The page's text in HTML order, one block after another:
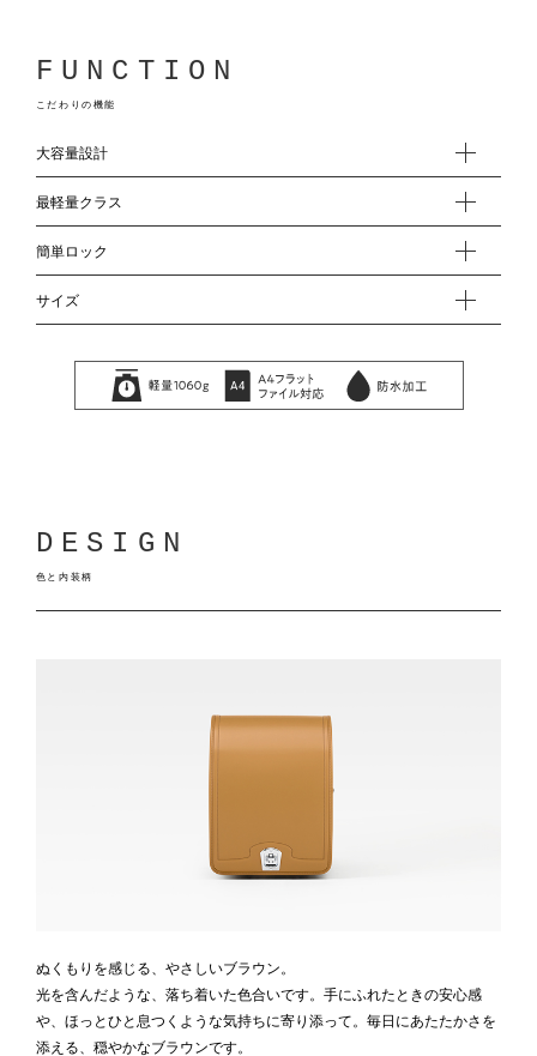
FUNCTION
こだわりの機能
大容量設計
最軽量クラス
簡単ロック
サイズ
DESIGN
色と内装柄
ぬくもりを感じる、やさしいブラウン。
光を含んだような、落ち着いた色合いです。手にふれたときの安心感
や、ほっとひと息つくような気持ちに寄り添って。毎日にあたたかさを
添える、穏やかなブラウンです。